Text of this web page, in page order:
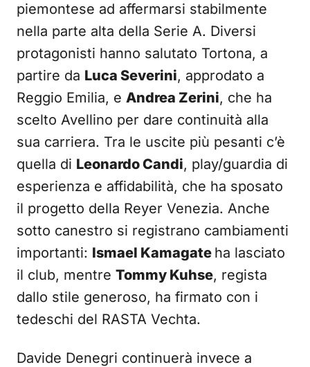
piemontese ad affermarsi stabilmente
nella parte alta della Serie A. Diversi
protagonisti hanno salutato Tortona, a
partire da Luca Severini, approdato a
Reggio Emilia, e Andrea Zerini, che ha
scelto Avellino per dare continuità alla
sua carriera. Tra le uscite più pesanti c’è
quella di Leonardo Candi, play/guardia di
esperienza e affidabilità, che ha sposato
il progetto della Reyer Venezia. Anche
sotto canestro si registrano cambiamenti
importanti: Ismael Kamagate ha lasciato
il club, mentre Tommy Kuhse, regista
dallo stile generoso, ha firmato con i
tedeschi del RASTA Vechta.
Davide Denegri continuerà invece a